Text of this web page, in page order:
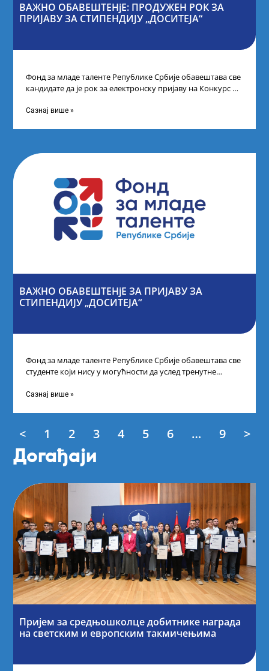
ВАЖНО ОБАВЕШТЕНјЕ: ПРОДУЖЕН РОК ЗА
ПРИЈАВУ ЗА СТИПЕНДИЈУ „ДОСИТЕЈА“
Фонд за младе таленте Републике Србије обавештава све
кандидате да је рок за електронску пријаву на Конкурс за
Сазнај више »
ВАЖНО ОБАВЕШТЕНјЕ ЗА ПРИЈАВУ ЗА
СТИПЕНДИЈУ „ДОСИТЕЈА“
Фонд за младе таленте Републике Србије обавештава све
студенте који нису у могућности да услед тренутне
Сазнај више »
< 1 2 3 4 5 6 … 9 >
Догађаји
Пријем за средњошколце добитнике награда
на светским и европским такмичењима